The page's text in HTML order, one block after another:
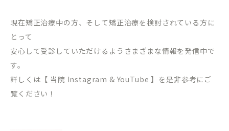
現在矯正治療中の方、そして矯正治療を検討されている方に
とって
安心して受診していただけるようさまざまな情報を発信中で
す。
詳しくは【 当院 Instagram & YouTube 】を是非参考にご
覧ください！